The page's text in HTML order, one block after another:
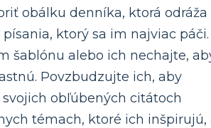
obálku denníka, ktorá odráža
ktorý sa im najviac páči.
šablónu alebo ich nechajte,
Povzbudzujte ich, aby
obľúbených citátoch
témach, ktoré ich inšpirujú,